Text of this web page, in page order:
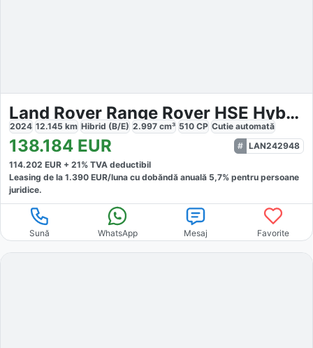
Land Rover Range Rover HSE Hybrid
2024 12.145 km Hibrid (B/E) 2.997 cm³ 510 CP Cutie automată
138.184 EUR
LAN242948
114.202 EUR + 21% TVA deductibil
Leasing de la 1.390 EUR/luna cu dobăndă anuală 5,7% pentru persoane
juridice.
Sună WhatsApp Mesaj Favorite